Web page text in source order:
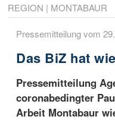
REGION | MONTABAUR
Pressemitteilung vom
Das BiZ hat
Pressemitteilung
coronabedingter
Arbeit Montabaur